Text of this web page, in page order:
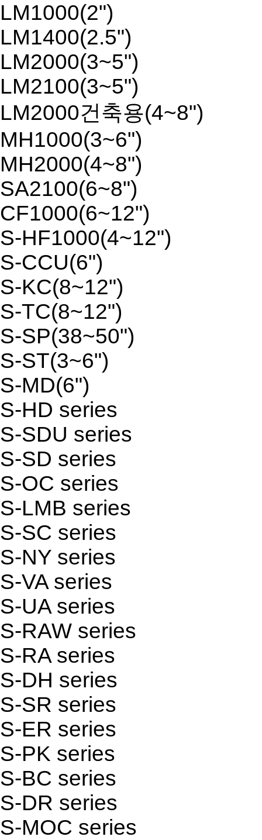
LM1000(2")
LM1400(2.5")
LM2000(3~5")
LM2100(3~5")
LM2000건축용(4~8")
MH1000(3~6")
MH2000(4~8")
SA2100(6~8")
CF1000(6~12")
S-HF1000(4~12")
S-CCU(6")
S-KC(8~12")
S-TC(8~12")
S-SP(38~50")
S-ST(3~6")
S-MD(6")
S-HD series
S-SDU series
S-SD series
S-OC series
S-LMB series
S-SC series
S-NY series
S-VA series
S-UA series
S-RAW series
S-RA series
S-DH series
S-SR series
S-ER series
S-PK series
S-BC series
S-DR series
S-MOC series